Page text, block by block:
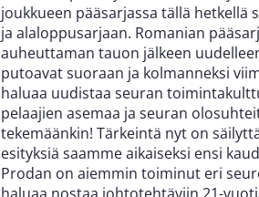
joukkueen pääsarjassa tällä hetkellä
ja alaloppusarjaan. Romanian
auheuttaman tauon jälkeen
putoavat suoraan ja kolmanneksi
haluaa uudistaa seuran
pelaajien asemaa ja seuran
tekemäänkin! Tärkeintä nyt on
esityksiä saamme aikaiseksi ensi
Prodan on aiemmin toiminut eri